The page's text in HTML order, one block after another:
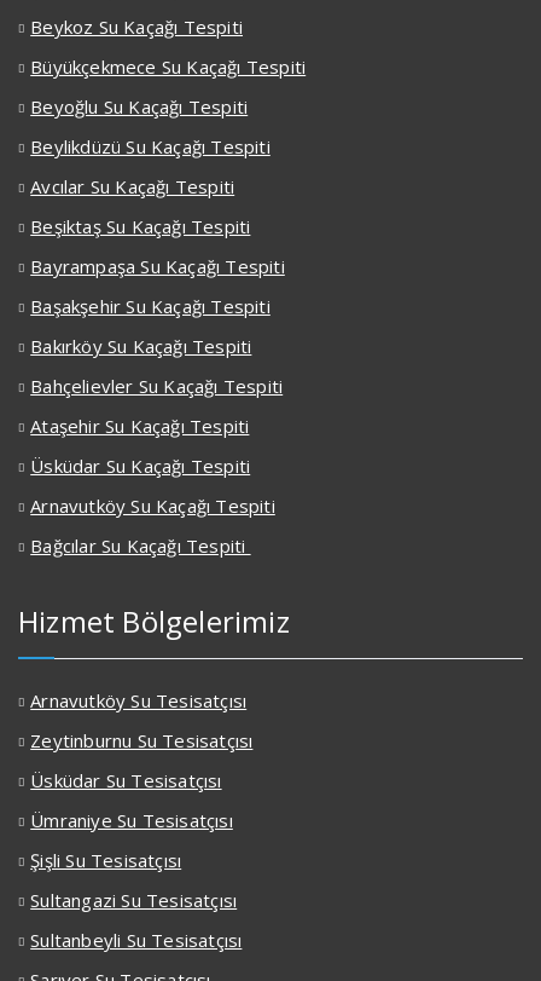
Beykoz Su Kaçağı Tespiti
Büyükçekmece Su Kaçağı Tespiti
Beyoğlu Su Kaçağı Tespiti
Beylikdüzü Su Kaçağı Tespiti
Avcılar Su Kaçağı Tespiti
Beşiktaş Su Kaçağı Tespiti
Bayrampaşa Su Kaçağı Tespiti
Başakşehir Su Kaçağı Tespiti
Bakırköy Su Kaçağı Tespiti
Bahçelievler Su Kaçağı Tespiti
Ataşehir Su Kaçağı Tespiti
Üsküdar Su Kaçağı Tespiti
Arnavutköy Su Kaçağı Tespiti
Bağcılar Su Kaçağı Tespiti
Hizmet Bölgelerimiz
Arnavutköy Su Tesisatçısı
Zeytinburnu Su Tesisatçısı
Üsküdar Su Tesisatçısı
Ümraniye Su Tesisatçısı
Şişli Su Tesisatçısı
Sultangazi Su Tesisatçısı
Sultanbeyli Su Tesisatçısı